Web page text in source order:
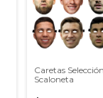
Caretas
Scaloneta